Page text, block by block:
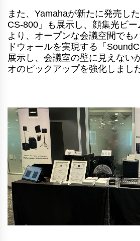
また、Yamahaが新たに発売し
CS-800」も展示し、顔集光ビ
より、オープンな会議空間でも
ドウォールを実現する「
展示し、会議室の壁に見えない
オのピックアップを強化しまし